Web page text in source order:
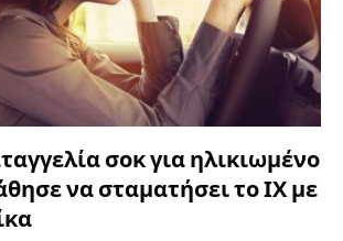
σοκ για ηλικιωμένο
να σταματήσει το ΙΧ με